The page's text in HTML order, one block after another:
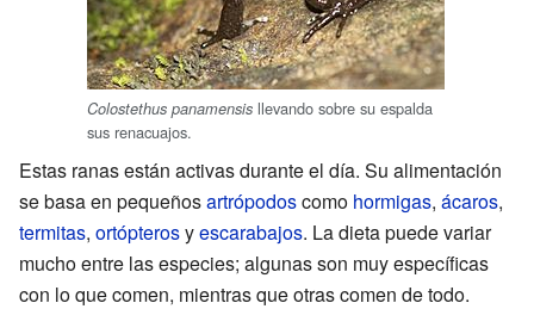
Colostethus panamensis llevando sobre su espalda
sus renacuajos.
Estas ranas están activas durante el día. Su alimentación
se basa en pequeñosartrópodoscomo hormigas, ácaros,
termitas, ortópterosyescarabajos. La dieta puede variar
mucho entre las especies; algunas son muy específicas
con lo que comen, mientras que otras comen de todo.